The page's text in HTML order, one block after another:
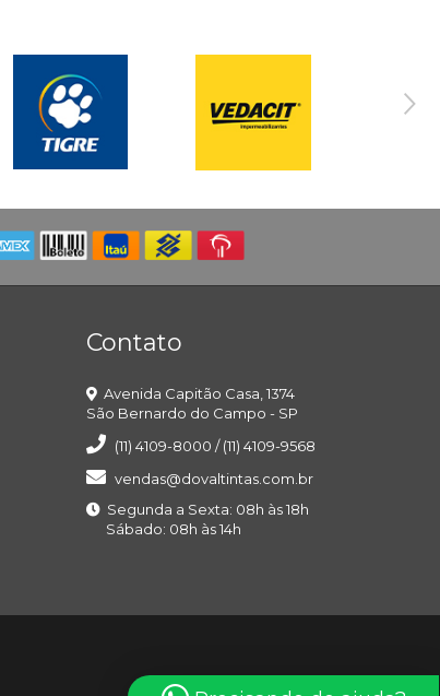
Contato
Avenida Capitão Casa, 1374
São Bernardo do Campo - SP
(11) 4109-8000 / (11) 4109-9568
vendas@dovaltintas.com.br
Segunda a Sexta: 08h às 18h
Sábado: 08h às 14h